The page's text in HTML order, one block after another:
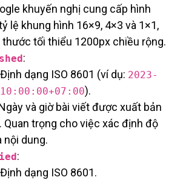
khuyến nghị cung cấp hình
lệ khung hình 16×9, 4×3 và 1×1,
tối thiểu 1200px chiều rộng.
:
Định dạng ISO 8601 (ví dụ: 2023-
).
và giờ bài viết được xuất bản
Quan trọng cho việc xác định độ
nội dung.
:
Định dạng ISO 8601.